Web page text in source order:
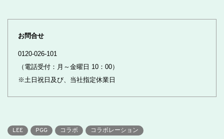
お問合せ
0120-026-101
（電話受付：月～金曜日 10：00）
※土日祝日及び、当社指定休業日
LEE PGG コラボ コラボレーション